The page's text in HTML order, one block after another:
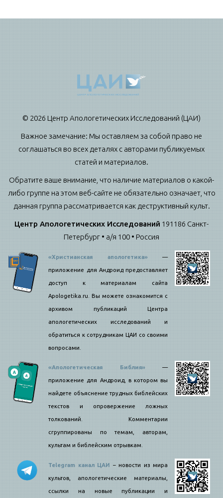
© 2026 Центр Апологетических Исследований (ЦАИ)
Важное замечание: Мы оставляем за собой право не
соглашаться во всех деталях с авторами публикуемых
статей и материалов.
Обратите ваше внимание, что наличие материалов о какой-
либо группе на этом веб-сайте не обязательно означает, что
данная группа рассматривается как деструктивный культ.
Центр Апологетических Исследований 191186 Санкт-
Петербург • а/я 100 • Россия
«Христианская апологетика»—
приложение для Андроид предоставляет
доступ к материалам сайта
Apologetika.ru. Вы можете ознакомится с
архивом публикаций Центра
апологетических исследований и
обратиться к сотрудникам ЦАИ со своими
вопросами.
«Апологетическая Библия»—
приложение для Андроид, в котором вы
найдете объяснение трудных библейских
текстов и опровержение ложных
толкований. Комментарии
сгруппированы по темам, авторам,
культам и библейским отрывкам.
Telegram канал ЦАИ – новости из мира
культов, апологетические материалы,
ссылки на новые публикации и